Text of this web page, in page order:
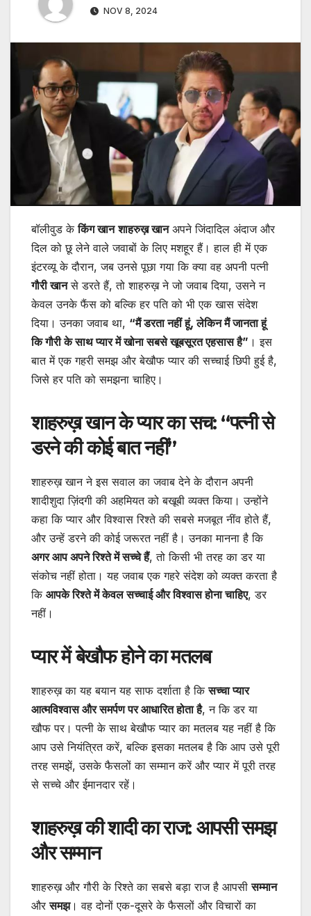
NOV 8, 2024
बॉलीवुड केकिंग खान शाहरुख़ खानअपने जिंदादिल अंदाज और
दिल को छू लेने वाले जवाबों के लिए मशहूर हैं। हाल ही में एक
इंटरव्यू के दौरान, जब उनसे पूछा गया कि क्या वह अपनी पत्नी
गौरी खानसे डरते हैं, तो शाहरुख़ ने जो जवाब दिया, उसने न
केवल उनके फैंस को बल्कि हर पति को भी एक खास संदेश
दिया। उनका जवाब था, “मैं डरता नहीं हूं, लेकिन मैं जानता हूं
कि गौरी के साथ प्यार में खोना सबसे खूबसूरत एहसास है” । इस
बात में एक गहरी समझ और बेखौफ प्यार की सच्चाई छिपी हुई है,
जिसे हर पति को समझना चाहिए।
शाहरुख़ खान के प्यार का सच: “पत्नी से
डरने की कोई बात नहीं”
शाहरुख़ खान ने इस सवाल का जवाब देने के दौरान अपनी
शादीशुदा ज़िंदगी की अहमियत को बखूबी व्यक्त किया। उन्होंने
कहा कि प्यार और विश्वास रिश्ते की सबसे मजबूत नींव होते हैं,
और उन्हें डरने की कोई जरूरत नहीं है। उनका मानना है कि
अगर आप अपने रिश्ते में सच्चे हैं, तो किसी भी तरह का डर या
संकोच नहीं होता। यह जवाब एक गहरे संदेश को व्यक्त करता है
कि आपके रिश्ते में केवल सच्चाई और विश्वास होना चाहिए, डर
नहीं।
प्यार में बेखौफ होने का मतलब
शाहरुख़ का यह बयान यह साफ दर्शाता है किसच्चा प्यार
आत्मविश्वास और समर्पण पर आधारित होता है, न कि डर या
खौफ पर। पत्नी के साथ बेखौफ प्यार का मतलब यह नहीं है कि
आप उसे नियंत्रित करें, बल्कि इसका मतलब है कि आप उसे पूरी
तरह समझें, उसके फैसलों का सम्मान करें और प्यार में पूरी तरह
से सच्चे और ईमानदार रहें।
शाहरुख़ की शादी का राज: आपसी समझ
और सम्मान
शाहरुख़ और गौरी के रिश्ते का सबसे बड़ा राज है आपसीसम्मान
औरसमझ। वह दोनों एक-दूसरे के फैसलों और विचारों का